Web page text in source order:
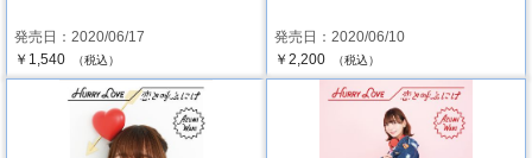
発売日：2020/06/17
￥1,540
（税込）
発売日：2020/06/10
￥2,200
（税込）